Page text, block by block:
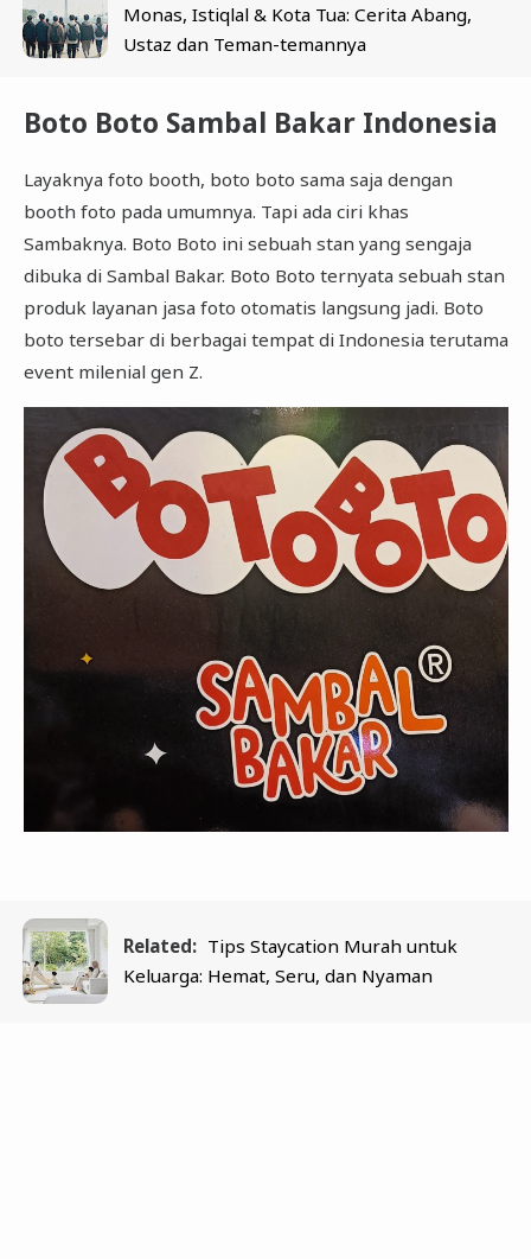
Monas, Istiqlal & Kota Tua: Cerita Abang,
Ustaz dan Teman-temannya
Boto Boto Sambal Bakar Indonesia
Layaknya foto booth, boto boto sama saja dengan
booth foto pada umumnya. Tapi ada ciri khas
Sambaknya. Boto Boto ini sebuah stan yang sengaja
dibuka di Sambal Bakar. Boto Boto ternyata sebuah stan
produk layanan jasa foto otomatis langsung jadi. Boto
boto tersebar di berbagai tempat di Indonesia terutama
event milenial gen Z.
Related: Tips Staycation Murah untuk
Keluarga: Hemat, Seru, dan Nyaman